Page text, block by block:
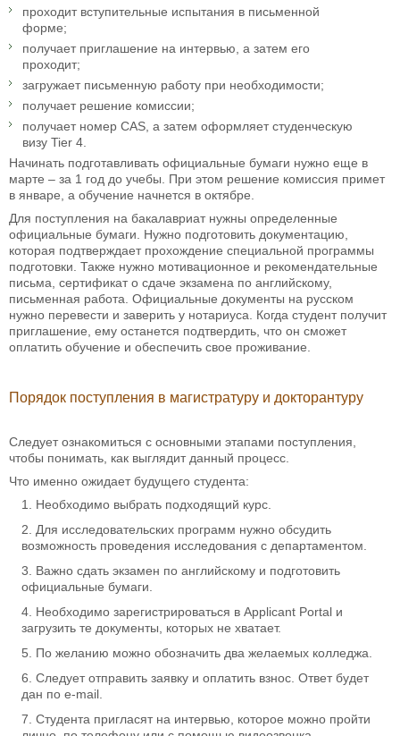
проходит вступительные испытания в письменной
форме;
получает приглашение на интервью, а затем его
проходит;
загружает письменную работу при необходимости;
получает решение комиссии;
получает номер CAS, а затем оформляет студенческую
визу Tier 4.
Начинать подготавливать официальные бумаги нужно еще в
марте – за 1 год до учебы. При этом решение комиссия примет
в январе, а обучение начнется в октябре.
Для поступления на бакалавриат нужны определенные
официальные бумаги. Нужно подготовить документацию,
которая подтверждает прохождение специальной программы
подготовки. Также нужно мотивационное и рекомендательные
письма, сертификат о сдаче экзамена по английскому,
письменная работа. Официальные документы на русском
нужно перевести и заверить у нотариуса. Когда студент получит
приглашение, ему останется подтвердить, что он сможет
оплатить обучение и обеспечить свое проживание.
Порядок поступления в магистратуру и докторантуру
Следует ознакомиться с основными этапами поступления,
чтобы понимать, как выглядит данный процесс.
Что именно ожидает будущего студента:
Необходимо выбрать подходящий курс.
Для исследовательских программ нужно обсудить
возможность проведения исследования с департаментом.
Важно сдать экзамен по английскому и подготовить
официальные бумаги.
Необходимо зарегистрироваться в Applicant Portal и
загрузить те документы, которых не хватает.
По желанию можно обозначить два желаемых колледжа.
Следует отправить заявку и оплатить взнос. Ответ будет
дан по e-mail.
Студента пригласят на интервью, которое можно пройти